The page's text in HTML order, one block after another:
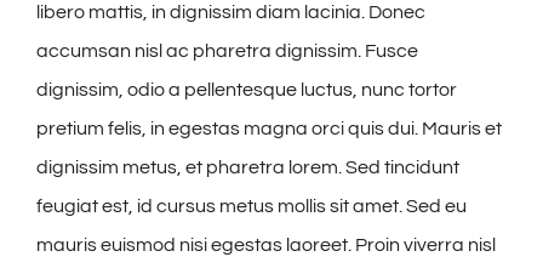
libero mattis, in dignissim diam lacinia. Donec
accumsan nisl ac pharetra dignissim. Fusce
dignissim, odio a pellentesque luctus, nunc tortor
pretium felis, in egestas magna orci quis dui. Mauris et
dignissim metus, et pharetra lorem. Sed tincidunt
feugiat est, id cursus metus mollis sit amet. Sed eu
mauris euismod nisi egestas laoreet. Proin viverra nisl